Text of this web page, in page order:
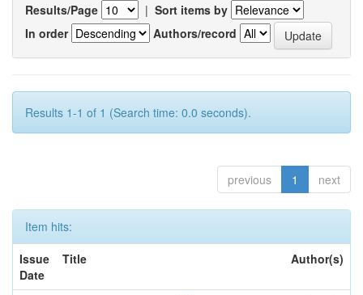
Results/Page | Sort items by
In order
Authors/record
Results 1-1 of 1 (Search time: 0.0 seconds).
previous 1 next
Item hits:
Issue
Date
Title Author(s)